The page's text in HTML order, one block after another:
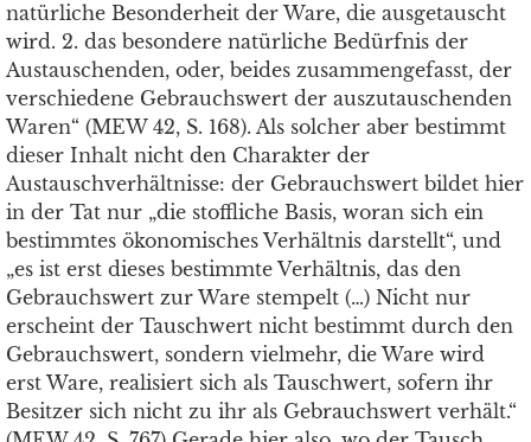
natürliche Besonderheit der Ware, die ausgetauscht
wird. 2. das besondere natürliche Bedürfnis der
Austauschenden, oder, beides zusammengefasst, der
verschiedene Gebrauchswert der auszutauschenden
Waren“ (MEW 42, S. 168). Als solcher aber bestimmt
dieser Inhalt nicht den Charakter der
Austauschverhältnisse: der Gebrauchswert bildet hier
in der Tat nur „die stoffliche Basis, woran sich ein
bestimmtes ökonomisches Verhältnis darstellt“, und
„es ist erst dieses bestimmte Verhältnis, das den
Gebrauchswert zur Ware stempelt (…) Nicht nur
erscheint der Tauschwert nicht bestimmt durch den
Gebrauchswert, sondern vielmehr, die Ware wird
erst Ware, realisiert sich als Tauschwert, sofern ihr
Besitzer sich nicht zu ihr als Gebrauchswert verhält.“